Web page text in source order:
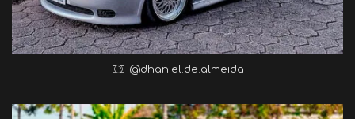
@dhaniel.de.almeida